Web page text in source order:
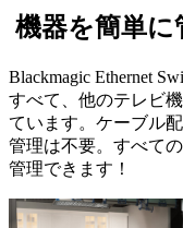
機器を簡単に
Blackmagic Ethernet
すべて、他のテレビ
ています。ケーブル
管理は不要。すべて
管理できます！